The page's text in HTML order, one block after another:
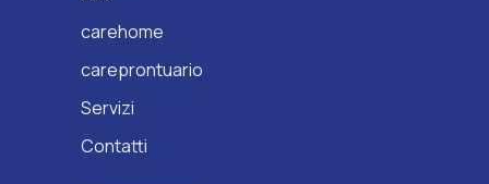
carehome
careprontuario
Servizi
Contatti